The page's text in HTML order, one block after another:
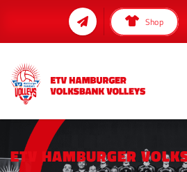
Shop
ETV HAMBURGER